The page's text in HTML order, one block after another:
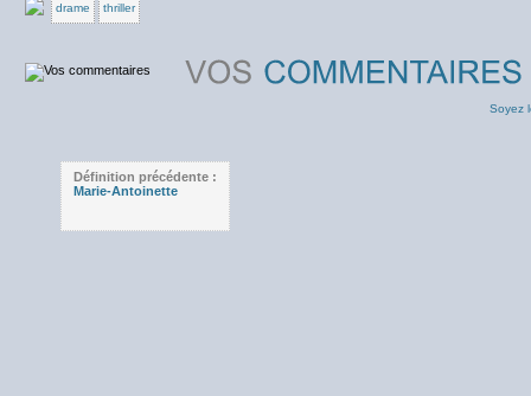
drame thriller
Soyez
Définition précédente :
Marie-Antoinette